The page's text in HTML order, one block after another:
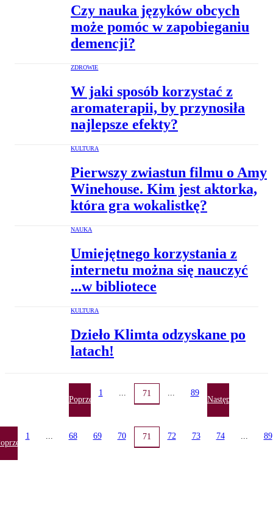
Czy nauka języków obcych
może pomóc w zapobieganiu
demencji?
ZDROWIE
W jaki sposób korzystać z
aromaterapii, by przynosiła
najlepsze efekty?
KULTURA
Pierwszy zwiastun filmu o Amy
Winehouse. Kim jest aktorka,
która gra wokalistkę?
NAUKA
Umiejętnego korzystania z
internetu można się nauczyć
...w bibliotece
KULTURA
Dzieło Klimta odzyskane po
latach!
Poprzednia
1 71 89
Następna
1 68 69 70 71 72 73 74 89